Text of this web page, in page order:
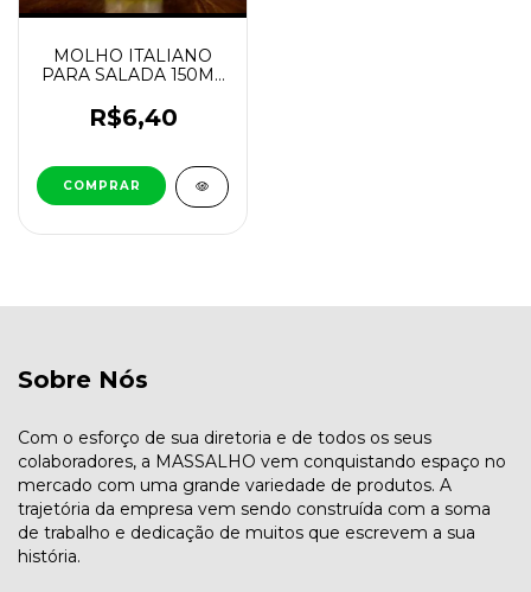
MOLHO ITALIANO
PARA SALADA 150ML
R$6,40
Sobre Nós
Com o esforço de sua diretoria e de todos os seus
colaboradores, a MASSALHO vem conquistando espaço no
mercado com uma grande variedade de produtos. A
trajetória da empresa vem sendo construída com a soma
de trabalho e dedicação de muitos que escrevem a sua
história.